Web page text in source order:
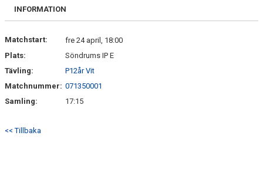
STÖTTA BK ASTRIO
TRYGG I ASTRIO
BK ASTRIO LOPPIS & CAFÉ
ASTRIOSHOPEN
INFORMATION
Matchstart:
fre 24 april, 18:00
Plats:
Söndrums IP E
Tävling:
P12år Vit
Matchnummer: 071350001
Samling:
17:15
<< Tillbaka